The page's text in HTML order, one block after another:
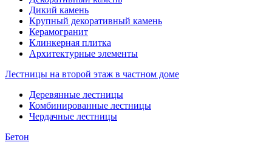
Дикий камень
Крупный декоративный камень
Керамогранит
Клинкерная плитка
Архитектурные элементы
Лестницы на второй этаж в частном доме
Деревянные лестницы
Комбинированные лестницы
Чердачные лестницы
Бетон